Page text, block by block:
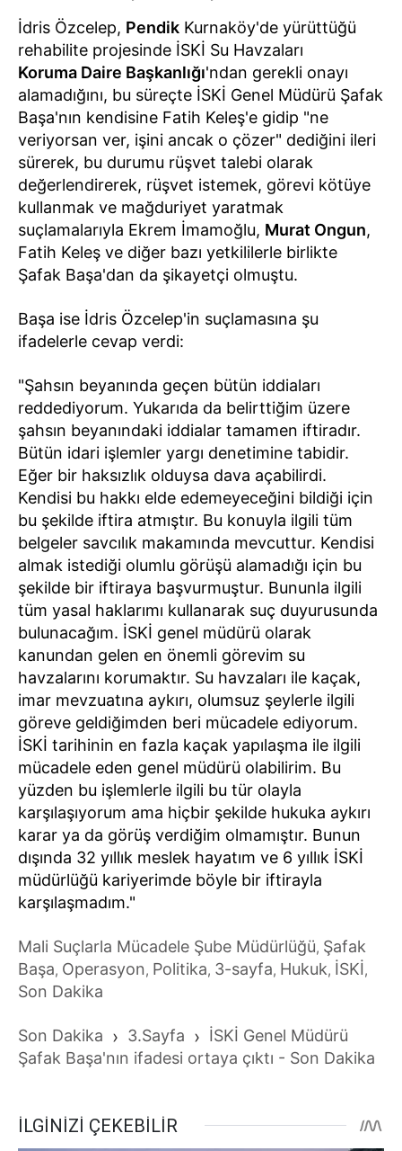
İdris Özcelep, Pendik Kurnaköy'de yürüttüğü
rehabilite projesinde İSKİ Su Havzaları
Koruma Daire Başkanlığı'ndan gerekli onayı
alamadığını, bu süreçte İSKİ Genel Müdürü Şafak
Başa'nın kendisine Fatih Keleş'e gidip "ne
veriyorsan ver, işini ancak o çözer" dediğini ileri
sürerek, bu durumu rüşvet talebi olarak
değerlendirerek, rüşvet istemek, görevi kötüye
kullanmak ve mağduriyet yaratmak
suçlamalarıyla Ekrem İmamoğlu, Murat Ongun,
Fatih Keleş ve diğer bazı yetkililerle birlikte
Şafak Başa'dan da şikayetçi olmuştu.
Başa ise İdris Özcelep'in suçlamasına şu
ifadelerle cevap verdi:
"Şahsın beyanında geçen bütün iddiaları
reddediyorum. Yukarıda da belirttiğim üzere
şahsın beyanındaki iddialar tamamen iftiradır.
Bütün idari işlemler yargı denetimine tabidir.
Eğer bir haksızlık olduysa dava açabilirdi.
Kendisi bu hakkı elde edemeyeceğini bildiği için
bu şekilde iftira atmıştır. Bu konuyla ilgili tüm
belgeler savcılık makamında mevcuttur. Kendisi
almak istediği olumlu görüşü alamadığı için bu
şekilde bir iftiraya başvurmuştur. Bununla ilgili
tüm yasal haklarımı kullanarak suç duyurusunda
bulunacağım. İSKİ genel müdürü olarak
kanundan gelen en önemli görevim su
havzalarını korumaktır. Su havzaları ile kaçak,
imar mevzuatına aykırı, olumsuz şeylerle ilgili
göreve geldiğimden beri mücadele ediyorum.
İSKİ tarihinin en fazla kaçak yapılaşma ile ilgili
mücadele eden genel müdürü olabilirim. Bu
yüzden bu işlemlerle ilgili bu tür olayla
karşılaşıyorum ama hiçbir şekilde hukuka aykırı
karar ya da görüş verdiğim olmamıştır. Bunun
dışında 32 yıllık meslek hayatım ve 6 yıllık İSKİ
müdürlüğü kariyerimde böyle bir iftirayla
karşılaşmadım."
Mali Suçlarla Mücadele Şube Müdürlüğü, Şafak
Başa, Operasyon, Politika, 3-sayfa, Hukuk, İSKİ,
Son Dakika
Son Dakika › 3.Sayfa › İSKİ Genel Müdürü
Şafak Başa'nın ifadesi ortaya çıktı - Son Dakika